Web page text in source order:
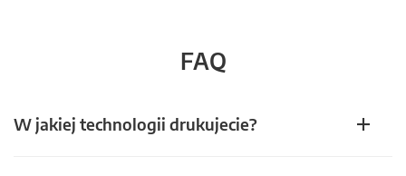
FAQ
W jakiej technologii drukujecie?